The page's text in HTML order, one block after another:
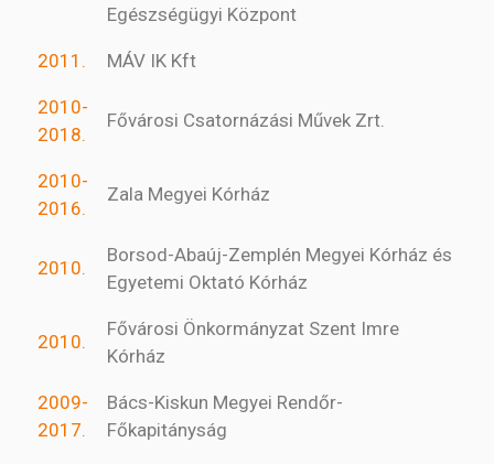
Egészségügyi Központ
2011. MÁV IK Kft
2010-
2018.
Fővárosi Csatornázási Művek Zrt.
2010-
2016.
Zala Megyei Kórház
2010.
Borsod-Abaúj-Zemplén Megyei Kórház és
Egyetemi Oktató Kórház
2010.
Fővárosi Önkormányzat Szent Imre
Kórház
2009-
2017.
Bács-Kiskun Megyei Rendőr-
Főkapitányság